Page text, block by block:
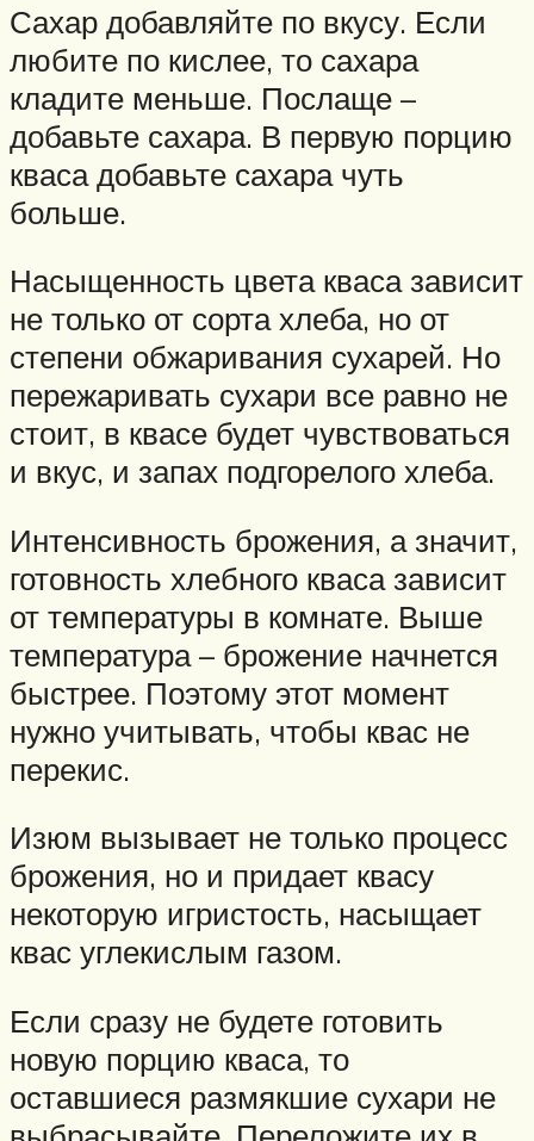
Сахар добавляйте по вкусу. Если
любите по кислее, то сахара
кладите меньше. Послаще –
добавьте сахара. В первую порцию
кваса добавьте сахара чуть
больше.
Насыщенность цвета кваса зависит
не только от сорта хлеба, но от
степени обжаривания сухарей. Но
пережаривать сухари все равно не
стоит, в квасе будет чувствоваться
и вкус, и запах подгорелого хлеба.
Интенсивность брожения, а значит,
готовность хлебного кваса зависит
от температуры в комнате. Выше
температура – брожение начнется
быстрее. Поэтому этот момент
нужно учитывать, чтобы квас не
перекис.
Изюм вызывает не только процесс
брожения, но и придает квасу
некоторую игристость, насыщает
квас углекислым газом.
Если сразу не будете готовить
новую порцию кваса, то
оставшиеся размякшие сухари не